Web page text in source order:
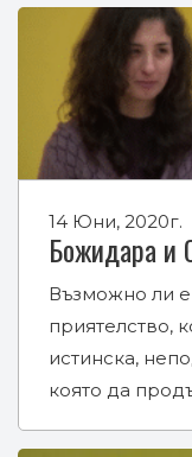
14 Юни, 2020г.
Божидара и
Възможно ли
приятелство,
истинска,
която да